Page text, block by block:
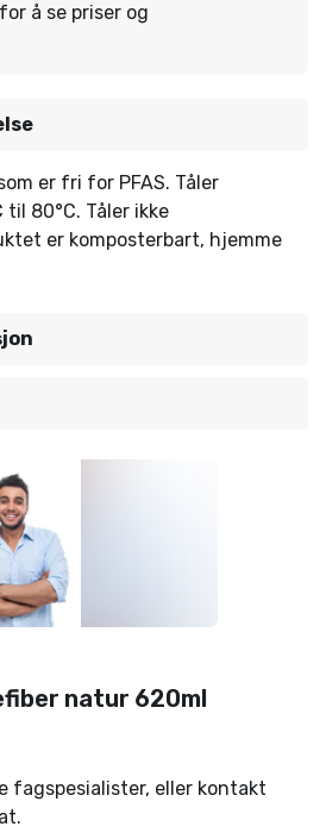
for å se priser og
er fri for PFAS. Tåler
80°C. Tåler ikke
er komposterbart, hjemme
natur 620ml
fagspesialister, eller kontakt